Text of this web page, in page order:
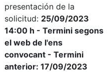
presentación de la
solicitud: 25/09/2023
14:00 h - Termini segons
el web de l'ens
convocant - Termini
anterior: 17/09/2023